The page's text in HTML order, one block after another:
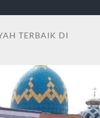
TERBAIK DI